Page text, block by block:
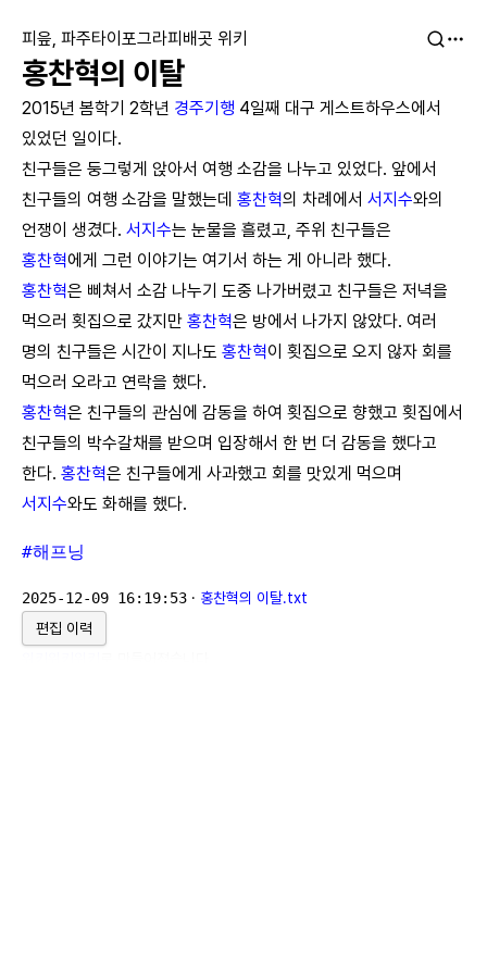
피읖, 파주타이포그라피배곳 위키
홍찬혁의 이탈
2015년 봄학기 2학년 경주기행 4일째 대구 게스트하우스에서
있었던 일이다.
친구들은 둥그렇게 앉아서 여행 소감을 나누고 있었다. 앞에서
친구들의 여행 소감을 말했는데 홍찬혁의 차례에서 서지수와의
언쟁이 생겼다. 서지수는 눈물을 흘렸고, 주위 친구들은
홍찬혁에게 그런 이야기는 여기서 하는 게 아니라 했다.
홍찬혁은 삐쳐서 소감 나누기 도중 나가버렸고 친구들은 저녁을
먹으러 횟집으로 갔지만 홍찬혁은 방에서 나가지 않았다. 여러
명의 친구들은 시간이 지나도 홍찬혁이 횟집으로 오지 않자 회를
먹으러 오라고 연락을 했다.
홍찬혁은 친구들의 관심에 감동을 하여 횟집으로 향했고 횟집에서
친구들의 박수갈채를 받으며 입장해서 한 번 더 감동을 했다고
한다. 홍찬혁은 친구들에게 사과했고 회를 맛있게 먹으며
서지수와도 화해를 했다.
#해프닝
2025-12-09 16:19:53 · 홍찬혁의 이탈.txt
편집 이력